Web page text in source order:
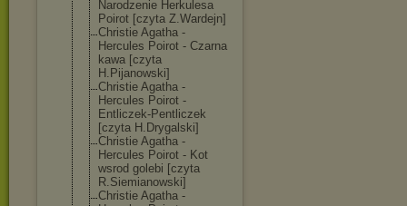
Narodzenie Herkulesa
Poirot [czyta Z.Wardejn]
Christie Agatha -
Hercules Poirot - Czarna
kawa [czyta
H.Pijanowski]
Christie Agatha -
Hercules Poirot -
Entliczek-Pent liczek
[czyta H.Drygalski]
Christie Agatha -
Hercules Poirot - Kot
wsrod golebi [czyta
R.Siemianowski]
Christie Agatha -